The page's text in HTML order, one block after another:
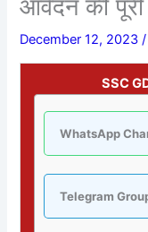
आवेदन की पूरी
December 12, 2023
SSC
WhatsApp
Telegram